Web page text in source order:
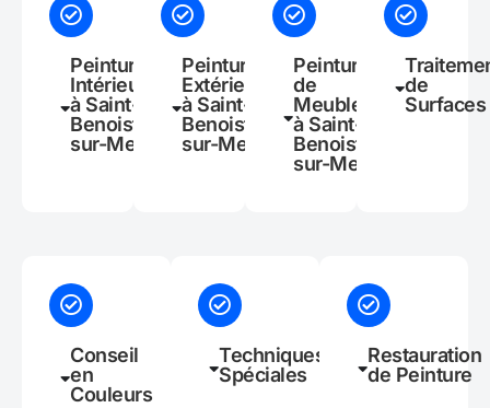
Peinture
Intérieure
à Saint-
Benoist-
sur-Mer
Peinture
Extérieure
à Saint-
Benoist-
sur-Mer
Peinture
de
Meubles
à Saint-
Benoist-
sur-Mer
de
Surfaces
Conseil
en
Couleurs
Techniques
Spéciales
Restauration
de Peinture